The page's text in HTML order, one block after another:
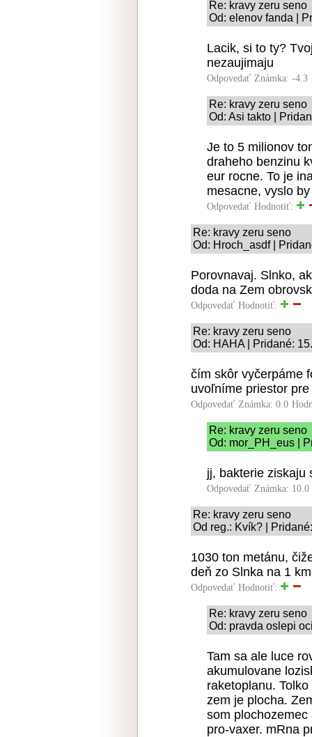
Re: kravy zeru seno
Od: elenov fanda |
Lacik, si to ty?
nezaujimaju
Odpovedať Známka: -4.3
Re: kravy zeru seno
Od: Asi takto |
Je to 5 milionov
draheho benzinu
eur rocne. To je
mesacne, vyslo
Odpovedať Hodnotiť:
Re: kravy zeru seno
Od: Hroch_asdf |
Porovnavaj. Slnko,
doda na Zem
Odpovedať Hodnotiť:
Re: kravy zeru seno
Od: HAHA | Pridané:
čím skôr vyčerpáme
uvoľníme priestor
Odpovedať Známka: 0.0
Re: kravy zeru seno
Od: mor_PH_eus |
jj, bakterie ziskaju
Odpovedať Známka: 10.0
Re: kravy zeru seno
Od reg.: Kvík? |
1030 ton metánu,
deň zo Slnka na 1
Odpovedať Hodnotiť:
Re: kravy zeru seno
Od: pravda oslepi
Tam sa ale luce
akumulovane
raketoplanu.
zem je plocha.
som
pro-vaxer. mRna